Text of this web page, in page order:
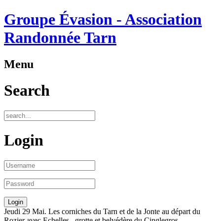
Groupe Évasion - Association
Randonnée Tarn
Menu
Search
Login
Jeudi 29 Mai. Les corniches du Tarn et de la Jonte au départ du